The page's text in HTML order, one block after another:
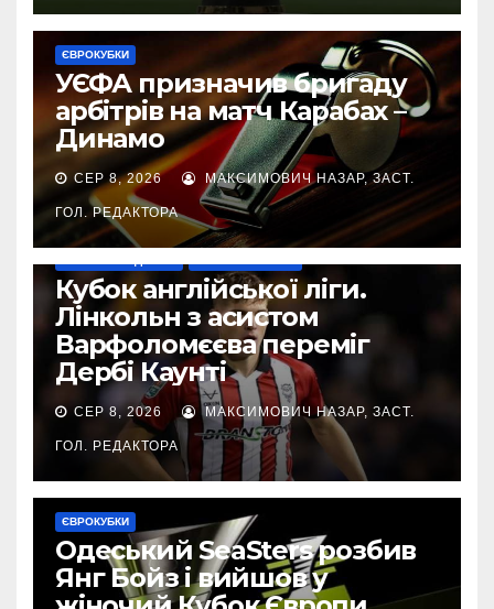
ЄВРОКУБКИ
УЄФА призначив бригаду
арбітрів на матч Карабах –
Динамо
СЕР 8, 2026 МАКСИМОВИЧ НАЗАР, ЗАСТ.
ГОЛ. РЕДАКТОРА
Кубок англійської ліги.
Лінкольн з асистом
Варфоломєєва переміг
Дербі Каунті
СЕР 8, 2026 МАКСИМОВИЧ НАЗАР, ЗАСТ.
ГОЛ. РЕДАКТОРА
ЄВРОКУБКИ
Одеський SeaSters розбив
Янг Бойз і вийшов у